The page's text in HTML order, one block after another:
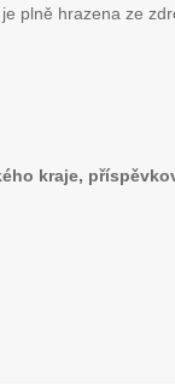
plně hrazena ze
kraje,